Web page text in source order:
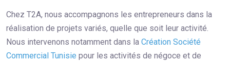
Chez T2A, nous accompagnons les entrepreneurs dans la
réalisation de projets variés, quelle que soit leur activité.
Nous intervenons notamment dans la Création Société
Commercial Tunisie pour les activités de négoce et de